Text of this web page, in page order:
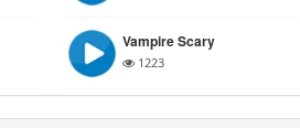
Vampire Scary
1223